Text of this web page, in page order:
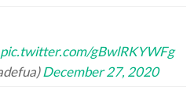
pic.twitter.com/gBwlRKYWFg
December 27, 2020